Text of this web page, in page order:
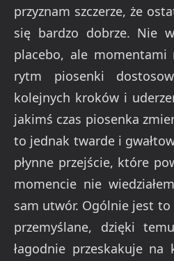
przyznam szczerze, że
się bardzo dobrze. Nie
placebo, ale momentami
rytm piosenki
kolejnych kroków i
jakimś czas piosenka
to jednak twarde i
płynne przejście, które
momencie nie
sam utwór. Ogólnie jest
przemyślane, dzięki
łagodnie przeskakuje